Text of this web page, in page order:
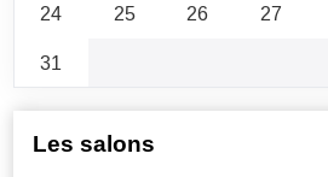
24
25 26 27
31
Les salons